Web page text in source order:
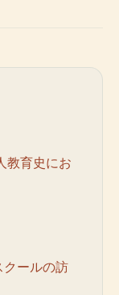
教育史にお
ールの訪